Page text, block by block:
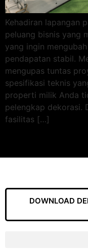
Kehadiran lapangan
peluang bisnis yang
yang ingin
pendapatan stabil.
mengupas tuntas
spesifikasi teknis
properti milik Anda
pelengkap dekorasi.
fasilitas […]
DOWNLOAD